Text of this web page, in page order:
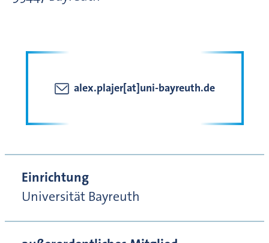
alex.plajer[at]uni-bayreuth.de
Einrichtung
Universität Bayreuth